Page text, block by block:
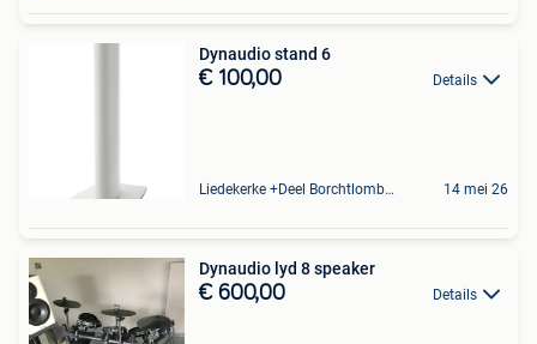
Dynaudio stand 6
€ 100,00 Details
Liedekerke +Deel Borchtlombeek 14 mei 26
Dynaudio lyd 8 speaker
€ 600,00 Details